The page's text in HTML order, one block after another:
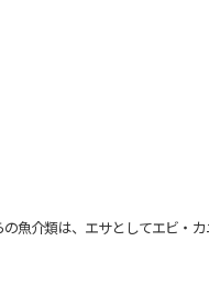
介類は、エサとしてエビ・カ